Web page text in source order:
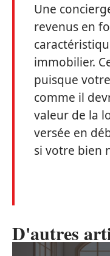
Une
revenus en
immobilier.
puisque
comme il
valeur de la
versée en
si votre bien
D'autres